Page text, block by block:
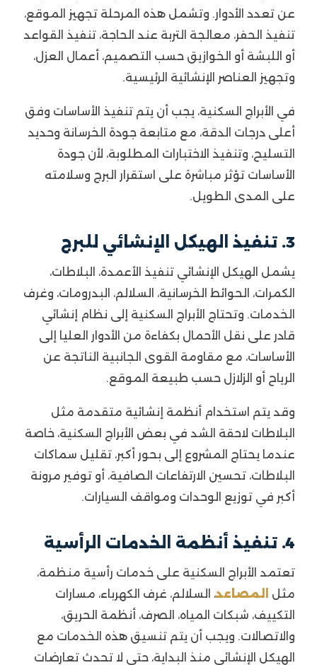
عن تعدد الأدوار. وتشمل هذه المرحلة تجهيز الموقع،
تنفيذ الحفر، معالجة التربة عند الحاجة، تنفيذ القواعد
أو اللبشة أو الخوازيق حسب التصميم، أعمال العزل،
وتجهيز العناصر الإنشائية الرئيسية.
في الأبراج السكنية، يجب أن يتم تنفيذ الأساسات وفق
أعلى درجات الدقة، مع متابعة جودة الخرسانة وحديد
التسليح، وتنفيذ الاختبارات المطلوبة، لأن جودة
الأساسات تؤثر مباشرة على استقرار البرج وسلامته
على المدى الطويل.
3. تنفيذ الهيكل الإنشائي للبرج
يشمل الهيكل الإنشائي تنفيذ الأعمدة، البلاطات،
الكمرات، الحوائط الخرسانية، السلالم، البدرومات، وغرف
الخدمات. وتحتاج الأبراج السكنية إلى نظام إنشائي
قادر على نقل الأحمال بكفاءة من الأدوار العليا إلى
الأساسات، مع مقاومة القوى الجانبية الناتجة عن
الرياح أو الزلازل حسب طبيعة الموقع.
وقد يتم استخدام أنظمة إنشائية متقدمة مثل
البلاطات لاحقة الشد في بعض الأبراج السكنية، خاصة
عندما يحتاج المشروع إلى بحور أكبر، تقليل سماكات
البلاطات، تحسين الارتفاعات الصافية، أو توفير مرونة
أكبر في توزيع الوحدات ومواقف السيارات.
4. تنفيذ أنظمة الخدمات الرأسية
تعتمد الأبراج السكنية على خدمات رأسية منظمة،
مثل
المصاعد، السلالم، غرف الكهرباء، مسارات
التكييف، شبكات المياه، الصرف، أنظمة الحريق،
والاتصالات. ويجب أن يتم تنسيق هذه الخدمات مع
الهيكل الإنشائي منذ البداية، حتى لا تحدث تعارضات